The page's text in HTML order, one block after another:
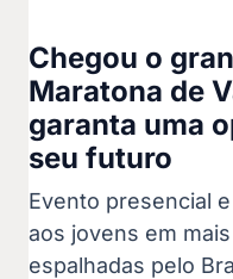
Chegou o
Maratona de
garanta uma
seu futuro
Evento presencial
aos jovens em
espalhadas pelo